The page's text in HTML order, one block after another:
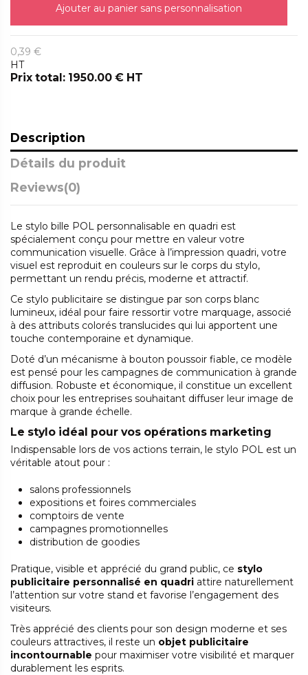
Ajouter au panier sans personnalisation
0,39 €
HT
Prix total: 1950.00 € HT
Description
Détails du produit
Reviews(0)
Le stylo bille POL personnalisable en quadri est
spécialement conçu pour mettre en valeur votre
communication visuelle. Grâce à l’impression quadri, votre
visuel est reproduit en couleurs sur le corps du stylo,
permettant un rendu précis, moderne et attractif.
Ce stylo publicitaire se distingue par son corps blanc
lumineux, idéal pour faire ressortir votre marquage, associé
à des attributs colorés translucides qui lui apportent une
touche contemporaine et dynamique.
Doté d’un mécanisme à bouton poussoir fiable, ce modèle
est pensé pour les campagnes de communication à grande
diffusion. Robuste et économique, il constitue un excellent
choix pour les entreprises souhaitant diffuser leur image de
marque à grande échelle.
Le stylo idéal pour vos opérations marketing
Indispensable lors de vos actions terrain, le stylo POL est un
véritable atout pour :
salons professionnels
expositions et foires commerciales
comptoirs de vente
campagnes promotionnelles
distribution de goodies
Pratique, visible et apprécié du grand public, ce stylo
publicitaire personnalisé en quadri attire naturellement
l’attention sur votre stand et favorise l’engagement des
visiteurs.
Très apprécié des clients pour son design moderne et ses
couleurs attractives, il reste un objet publicitaire
incontournable pour maximiser votre visibilité et marquer
durablement les esprits.